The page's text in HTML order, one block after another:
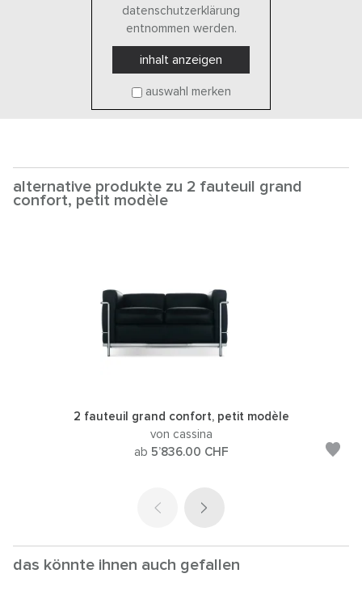
datenschutzerklärung
entnommen werden.
inhalt anzeigen
auswahl merken
alternative produkte zu 2 fauteuil grand
confort, petit modèle
2 fauteuil grand confort, petit modèle
von cassina
ab 5’836.00 CHF
das könnte ihnen auch gefallen